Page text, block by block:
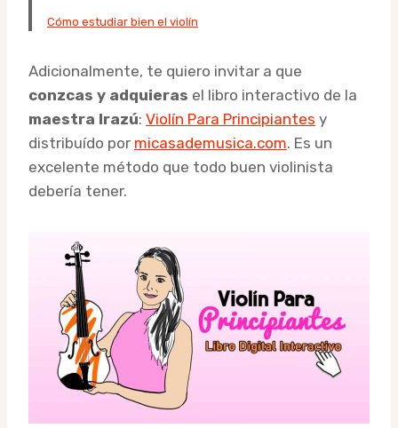
Cómo estudiar bien el violín
Adicionalmente, te quiero invitar a que
conzcas y adquieras el libro interactivo de la
maestra Irazú: Violín Para Principiantes y
distribuído por micasademusica.com. Es un
excelente método que todo buen violinista
debería tener.